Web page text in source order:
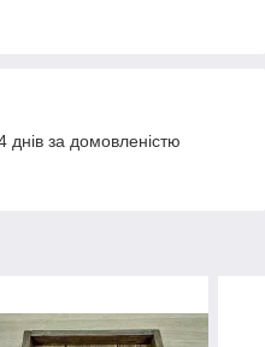
за домовленістю